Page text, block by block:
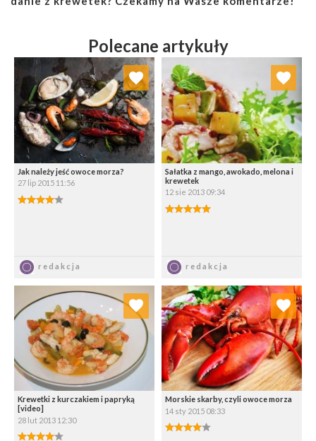
Polecane artykuły
Jak należy jeść owoce morza?
27 lip 2015 11:56
4.00/5
redakcja
Dodaj do ulubionych
Wybierz listę:
Sałatka z mango, awokado, melona i
krewetek
12 sie 2013 09:34
5.00/5
redakcja
Dodaj do ulubionych
Wybierz listę:
Krewetki z kurczakiem i papryką
[video]
28 lut 2013 12:30
4.00/5
Dodaj do ulubionych
Wybierz listę:
Morskie skarby, czyli owoce morza
14 sty 2015 08:33
4.00/5
Dodaj do ulubionych
Wybierz listę: